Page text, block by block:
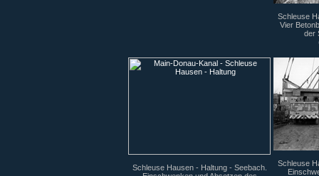
Schleuse
Vier
der
Schleuse Hausen - Haltung - Seebach.
Schleuse